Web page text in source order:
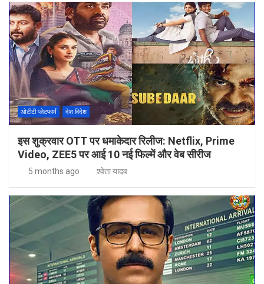
ओटीटी प्लेटफार्म देश विदेश
इस शुक्रवार OTT पर धमाकेदार रिलीज: Netflix, Prime
Video, ZEE5 पर आई 10 नई फिल्में और वेब सीरीज
5 months ago श्वेता यादव